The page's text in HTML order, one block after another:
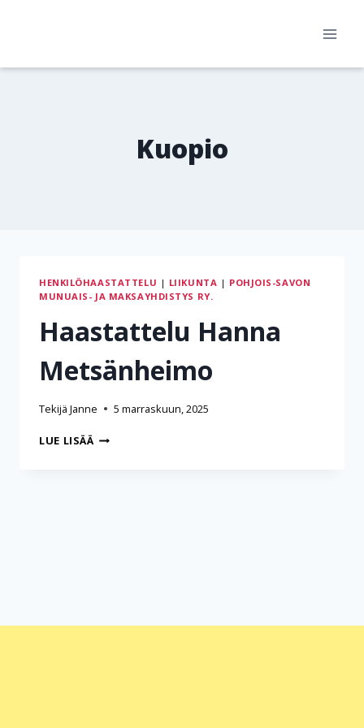
Kuopio
HENKILÖHAASTATTELU | LIIKUNTA | POHJOIS-SAVON
MUNUAIS- JA MAKSAYHDISTYS RY.
Haastattelu Hanna
Metsänheimo
Tekijä Janne 5 marraskuun, 2025
LUE LISÄÄ HAASTATTELU